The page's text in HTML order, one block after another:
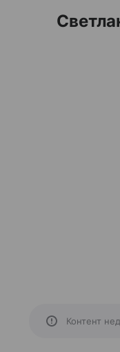
Контент